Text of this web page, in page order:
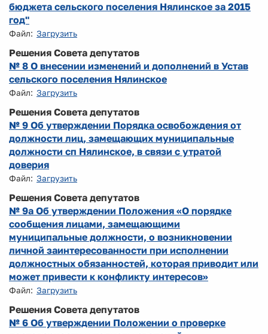
бюджета сельского поселения Нялинское за 2015
год"
Файл: Загрузить
Решения Совета депутатов
№ 8 О внесении изменений и дополнений в Устав
сельского поселения Нялинское
Файл: Загрузить
Решения Совета депутатов
№ 9 Об утверждении Порядка освобождения от
должности лиц, замещающих муниципальные
должности сп Нялинское, в связи с утратой
доверия
Файл: Загрузить
Решения Совета депутатов
№ 9а Об утверждении Положения «О порядке
сообщения лицами, замещающими
муниципальные должности, о возникновении
личной заинтересованности при исполнении
должностных обязанностей, которая приводит или
может привести к конфликту интересов»
Файл: Загрузить
Решения Совета депутатов
№ 6 Об утверждении Положении о проверке